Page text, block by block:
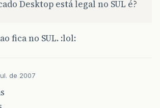
Desktop está legal no SUL é?
fica no SUL. :lol:
de 2007